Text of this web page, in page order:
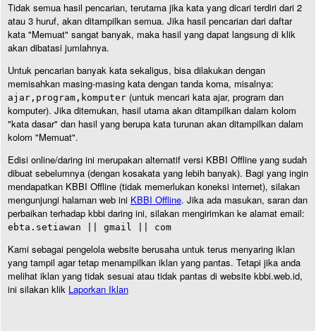
Tidak semua hasil pencarian, terutama jika kata yang dicari terdiri dari 2
atau 3 huruf, akan ditampilkan semua. Jika hasil pencarian dari daftar
kata "Memuat" sangat banyak, maka hasil yang dapat langsung di klik
akan dibatasi jumlahnya.
Untuk pencarian banyak kata sekaligus, bisa dilakukan dengan
memisahkan masing-masing kata dengan tanda koma, misalnya:
ajar,program,komputer (untuk mencari kata ajar, program dan
komputer). Jika ditemukan, hasil utama akan ditampilkan dalam kolom
"kata dasar" dan hasil yang berupa kata turunan akan ditampilkan dalam
kolom "Memuat".
Edisi online/daring ini merupakan alternatif versi KBBI Offline yang sudah
dibuat sebelumnya (dengan kosakata yang lebih banyak). Bagi yang ingin
mendapatkan KBBI Offline (tidak memerlukan koneksi internet), silakan
mengunjungi halaman web ini KBBI Offline. Jika ada masukan, saran dan
perbaikan terhadap kbbi daring ini, silakan mengirimkan ke alamat email:
ebta.setiawan || gmail || com
Kami sebagai pengelola website berusaha untuk terus menyaring iklan
yang tampil agar tetap menampilkan iklan yang pantas. Tetapi jika anda
melihat iklan yang tidak sesuai atau tidak pantas di website kbbi.web.id,
ini silakan klik Laporkan Iklan